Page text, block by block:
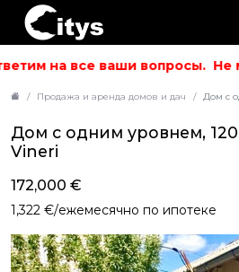
на все ваши вопросы. Не
Продажа и аренда домов и дач Дом с
Дом с одним уровнем,
Vineri
172,000 €
1,322 €/ежемесячно по ипотеке